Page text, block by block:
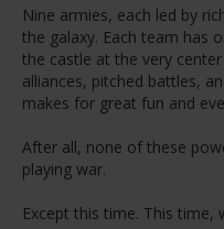
Nine armies, each led by
the galaxy. Each team has
the castle at the very
alliances, pitched battles,
makes for great fun and
After all, none of these
playing war.
Except this time. This time,